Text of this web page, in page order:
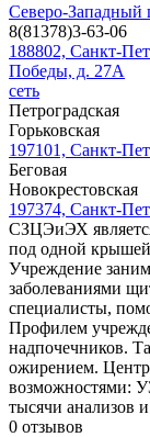
Северо-Западный
8(81378)3-63-06
188802, Санкт-
Победы, д. 27А
сеть
Петроградская
Горьковская
197101, Санкт-
Беговая
Новокрестовская
197374, Санкт-
СЗЦЭиЭХ
под одной
Учреждение
заболеваниями
специалисты,
Профилем
надпочечников.
ожирением.
возможностями:
тысячи анализов
0 отзывов